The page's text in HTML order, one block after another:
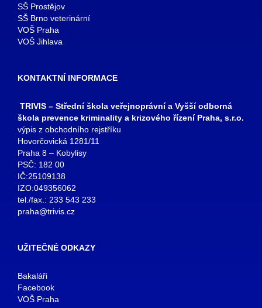
SŠ Prostějov
SŠ Brno veterinární
VOŠ Praha
VOŠ Jihlava
KONTAKTNÍ INFORMACE
TRIVIS – Střední škola veřejnoprávní a Vyšší odborná
škola prevence kriminality a krizového řízení Praha, s.r.o.
výpis z obchodního rejstříku
Hovorčovická 1281/11
Praha 8 – Kobylisy
PSČ: 182 00
IČ:25109138
IZO:049356062
tel./fax.: 233 543 233
praha@trivis.cz
UŽITEČNÉ ODKAZY
Bakaláři
Facebook
VOŠ Praha